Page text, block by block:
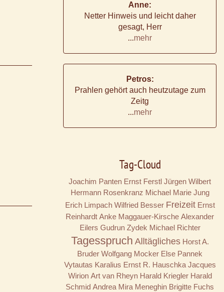
Anne:
Netter Hinweis und leicht daher
gesagt, Herr
...mehr
Petros:
Prahlen gehört auch heutzutage zum
Zeitg
...mehr
Tag-Cloud
Joachim Panten Ernst Ferstl Jürgen Wilbert
Hermann Rosenkranz Michael Marie Jung
Erich Limpach Wilfried Besser Freizeit Ernst
Reinhardt Anke Maggauer-Kirsche Alexander
Eilers Gudrun Zydek Michael Richter
Tagesspruch Alltägliches Horst A.
Bruder Wolfgang Mocker Else Pannek
Vytautas Karalius Ernst R. Hauschka Jacques
Wirion Art van Rheyn Harald Kriegler Harald
Schmid Andrea Mira Meneghin Brigitte Fuchs